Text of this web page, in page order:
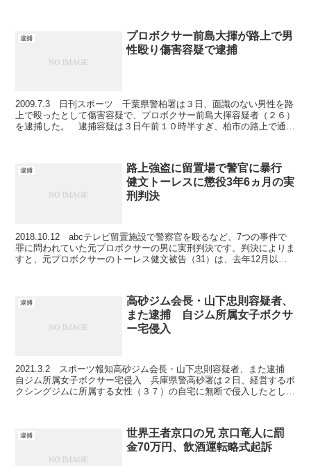
逮捕
プロボクサー前島大揮が路上で男
性殴り傷害容疑で逮捕
2009.7.3 日刊スポーツ 千葉県警柏署は３日、面識のない男性を路
上で殴ったとして傷害容疑で、プロボクサー前島大揮容疑者（２６）
を逮捕した。 逮捕容疑は３日午前１０時半すぎ、柏市の路上で通り
逮捕
路上強盗に留置場で警官に暴行
健文トーレスに懲役3年6ヵ月の実
刑判決
2018.10.12 abcテレビ留置施設で警察官を殴るなど、7つの事件で
罪に問われていた元プロボクサーの男に実刑判決です。判決によりま
すと、元プロボクサーのトーレス健文被告（31）は、去年12月以
逮捕
高砂ジム会長・山下忠則容疑者、
また逮捕 自ジム所属女子ボクサ
ー宅侵入
2021.3.2 スポーツ報知高砂ジム会長・山下忠則容疑者、また逮捕
自ジム所属女子ボクサー宅侵入 兵庫県警高砂署は２日、経営するボ
クシングジムに所属する女性（３７）の自宅に無断で侵入したとし
逮捕
世界王者京口の兄 京口竜人に罰
金70万円、飲酒運転略式起訴